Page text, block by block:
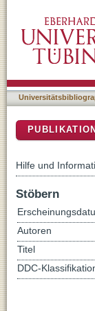
Hilfe und
Stöbern
Autoren
Titel
DDC-